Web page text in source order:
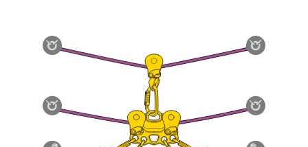
informazioni dell’istruzione tecnica per poter
capire queste ulteriori informazioni.
La padronanza di queste tecniche richiede una
formazione ed un addestramento specifico.
Verificate con un professionista la vostra
capacità di rifare la manovra, da soli, in piena
sicurezza, prima di riprodurla autonomamente.
Forniamo esempi di tecniche relative alla vostra